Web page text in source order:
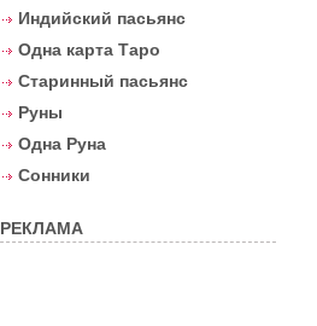
Индийский пасьянс
Одна карта Таро
Старинный пасьянс
Руны
Одна Руна
Сонники
РЕКЛАМА